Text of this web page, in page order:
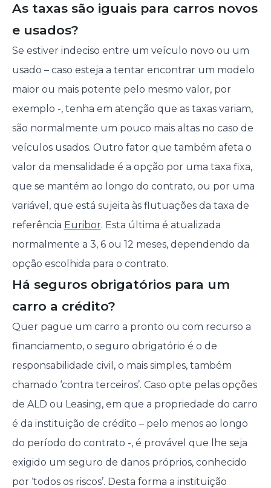
As taxas são iguais para carros novos
e usados?
Se estiver indeciso entre um veículo novo ou um
usado – caso esteja a tentar encontrar um modelo
maior ou mais potente pelo mesmo valor, por
exemplo -, tenha em atenção que as taxas variam,
são normalmente um pouco mais altas no caso de
veículos usados. Outro fator que também afeta o
valor da mensalidade é a opção por uma taxa fixa,
que se mantém ao longo do contrato, ou por uma
variável, que está sujeita às flutuações da taxa de
referência Euribor. Esta última é atualizada
normalmente a 3, 6 ou 12 meses, dependendo da
opção escolhida para o contrato.
Há seguros obrigatórios para um
carro a crédito?
Quer pague um carro a pronto ou com recurso a
financiamento, o seguro obrigatório é o de
responsabilidade civil, o mais simples, também
chamado ‘contra terceiros’. Caso opte pelas opções
de ALD ou Leasing, em que a propriedade do carro
é da instituição de crédito – pelo menos ao longo
do período do contrato -, é provável que lhe seja
exigido um seguro de danos próprios, conhecido
por ‘todos os riscos’. Desta forma a instituição